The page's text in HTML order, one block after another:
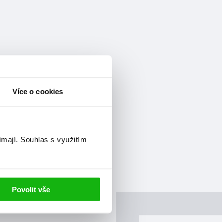
Více o cookies
Souhlas s využitím
Povolit vše